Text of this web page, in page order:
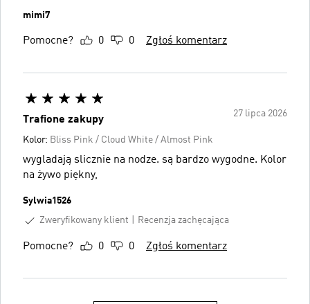
mimi7
Pomocne? 0 0 Zgłoś komentarz
27 lipca 2026
Trafione zakupy
Kolor: Bliss Pink / Cloud White / Almost Pink
wygladają slicznie na nodze. są bardzo wygodne. Kolor
na żywo piękny,
Sylwia1526
Zweryfikowany klient
Recenzja zachęcająca
Pomocne? 0 0 Zgłoś komentarz